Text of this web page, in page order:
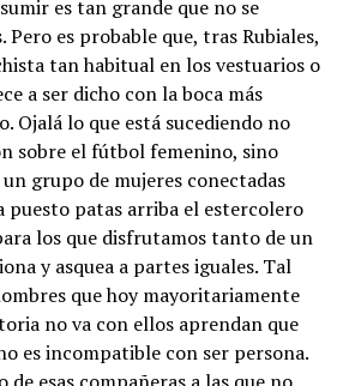
es tan grande que no se
es probable que, tras Rubiales,
tan habitual en los vestuarios o
a ser dicho con la boca más
Ojalá lo que está sucediendo no
sobre el fútbol femenino, sino
grupo de mujeres conectadas
puesto patas arriba el estercolero
los que disfrutamos tanto de un
y asquea a partes iguales. Tal
que hoy mayoritariamente
no va con ellos aprendan que
es incompatible con ser persona.